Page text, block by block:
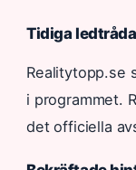
Tidiga
Realitytopp.se
i programmet.
det officiella